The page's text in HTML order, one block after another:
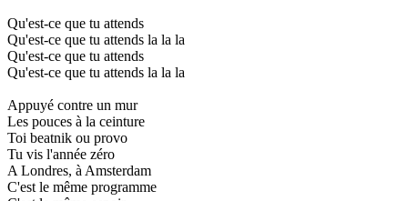
Qu'est-ce que tu attends
Qu'est-ce que tu attends la la la
Qu'est-ce que tu attends
Qu'est-ce que tu attends la la la
Appuyé contre un mur
Les pouces à la ceinture
Toi beatnik ou provo
Tu vis l'année zéro
A Londres, à Amsterdam
C'est le même programme